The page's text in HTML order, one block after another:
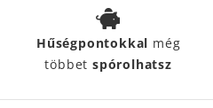
Hűségpontokkal még
többetspórolhatsz